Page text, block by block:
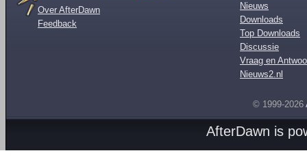
Over AfterDawn
Feedback
Nieuws
Downloads
Top Downloads
Discussie
Vraag en
Nieuws2.nl
© 1999-2026
AfterDawn is